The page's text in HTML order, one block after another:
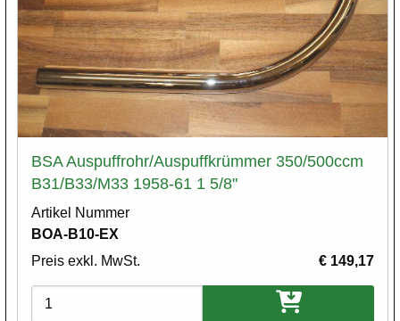
BSA Auspuffrohr/Auspuffkrümmer 350/500ccm
B31/B33/M33 1958-61 1 5/8"
Artikel Nummer
BOA-B10-EX
Preis exkl. MwSt.
€ 149,17
Varianten